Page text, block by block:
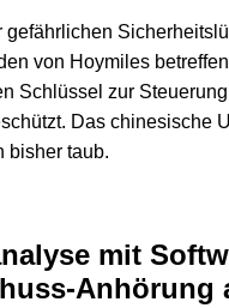
gefährlichen
von Hoymiles
Schlüssel zur
Das chinesische
bisher taub.
mit
Anhörung